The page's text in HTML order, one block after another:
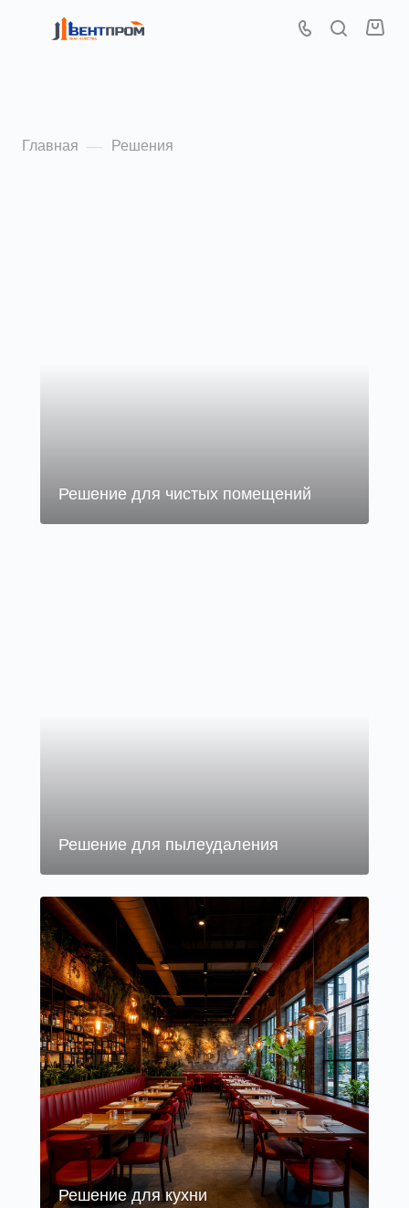
Главная — Решения
Решение для чистых помещений
Решение для пылеудаления
Решение для кухни